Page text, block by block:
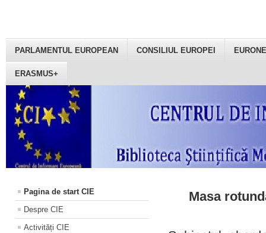
PARLAMENTUL EUROPEAN CONSILIUL EUROPEI
ERASMUS+
Pagina de start CIE
Despre CIE
Activități CIE
Masa